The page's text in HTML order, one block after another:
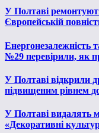
У Полтаві
Європейській
Енергонезалежність
№29 перевірили, як
У Полтаві відкрили
підвищеним рівнем
У Полтаві видалять
«Декоративні